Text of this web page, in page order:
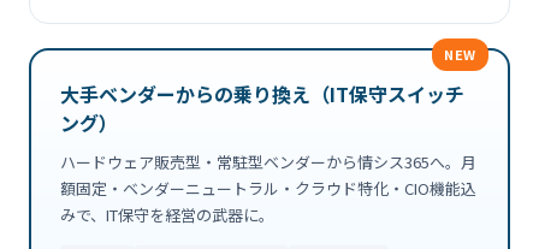
NEW
大手ベンダーからの乗り換え（IT保守スイッチ
ング）
ハードウェア販売型・常駐型ベンダーから情シス365へ。月
額固定・ベンダーニュートラル・クラウド特化・CIO機能込
みで、IT保守を経営の武器に。